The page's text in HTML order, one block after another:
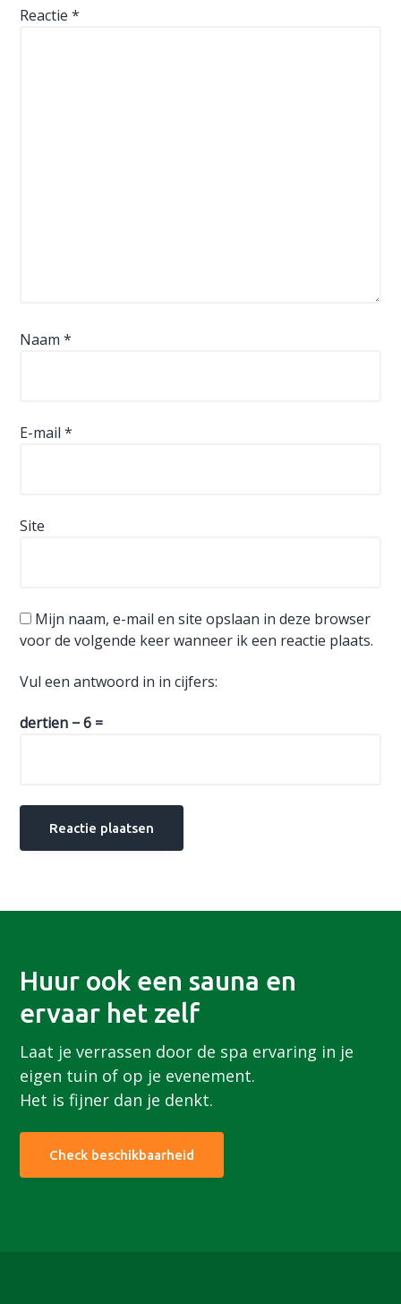
Reactie*
Naam*
E-mail*
Site
Mijn naam, e-mail en site opslaan in deze browser
voor de volgende keer wanneer ik een reactie plaats.
Vul een antwoord in in cijfers:
dertien − 6 =
Huur ook een sauna en
ervaar het zelf
Laat je verrassen door de spa ervaring in je
eigen tuin of op je evenement.
Het is fijner dan je denkt.
Check beschikbaarheid